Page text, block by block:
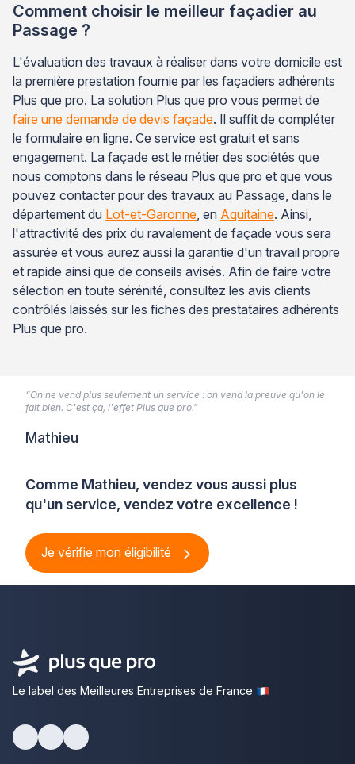
Comment choisir le meilleur façadier au
Passage ?
L'évaluation des travaux à réaliser dans votre domicile est
la première prestation fournie par les façadiers adhérents
Plus que pro. La solution Plus que pro vous permet de
faire une demande de devis façade. Il suffit de compléter
le formulaire en ligne. Ce service est gratuit et sans
engagement. La façade est le métier des sociétés que
nous comptons dans le réseau Plus que pro et que vous
pouvez contacter pour des travaux au Passage, dans le
département du Lot-et-Garonne , en Aquitaine. Ainsi,
l'attractivité des prix du ravalement de façade vous sera
assurée et vous aurez aussi la garantie d'un travail propre
et rapide ainsi que de conseils avisés. Afin de faire votre
sélection en toute sérénité, consultez les avis clients
contrôlés laissés sur les fiches des prestataires adhérents
Plus que pro.
Comme Mathieu, vendez vous aussi plus
qu'un service, vendez votre excellence !
Je vérifie mon éligibilité
“On ne vend plus seulement un service : on vend la preuve qu'on le
fait bien. C'est ça, l'effet Plus que pro.”
Mathieu
Le label des Meilleures Entreprises de France